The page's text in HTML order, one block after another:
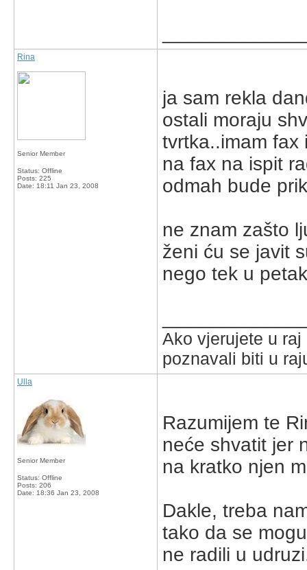
Rina
Senior Member
Status: Offline
Posts: 225
Date: 18:11 Jan 23, 2008
ja sam rekla
ostali moraju
tvrtka..imam fax
na fax na ispit
odmah bude
ne znam zašto
ženi ću se javit
nego tek u petak
Ako vjerujete u
poznavali biti u
Ulla
Senior Member
Status: Offline
Posts: 206
Date: 18:36 Jan 23, 2008
Razumijem te
neće shvatit jer
na kratko njen
Dakle, treba
tako da se
ne radili u